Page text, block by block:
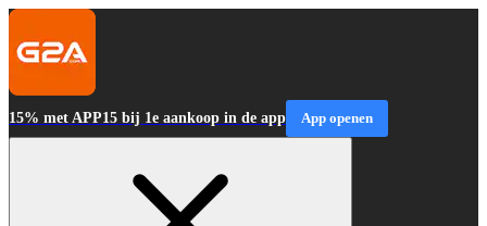
15% met APP15 bij 1e aankoop in de app App openen